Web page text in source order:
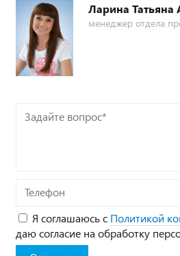
Ларина Татьяна
менеджер отдела
Задайте
вопрос*
Телефон
Я соглашаюсь с Политикой
даю согласие на обработку